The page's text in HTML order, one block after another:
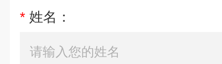
* 姓名：